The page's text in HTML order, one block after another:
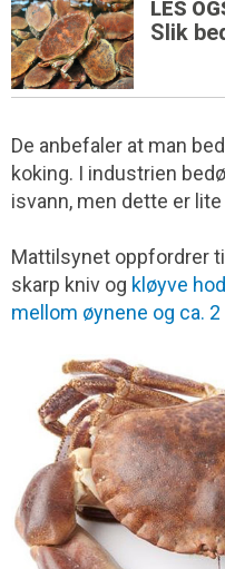
LES
Slik
De anbefaler at man
koking. I industrien
isvann, men dette er
Mattilsynet oppfordrer
skarp kniv og kløyve
mellom øynene og ca.